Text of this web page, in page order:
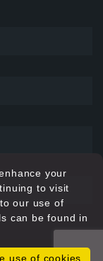
your
to visit
our use of
can be found in
use of cookies.